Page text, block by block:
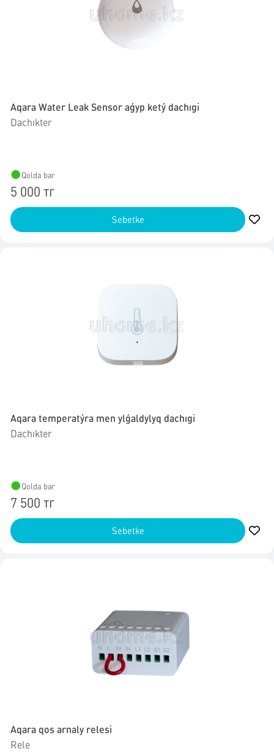
Aqara Water Leak Sensor aǵyp ketý dachıgi
Dachıkter
Qolda bar
5 000 тг
Sebetke
Aqara temperatýra men ylǵaldylyq dachıgi
Dachıkter
Qolda bar
7 500 тг
Sebetke
Aqara qos arnaly relesi
Rele